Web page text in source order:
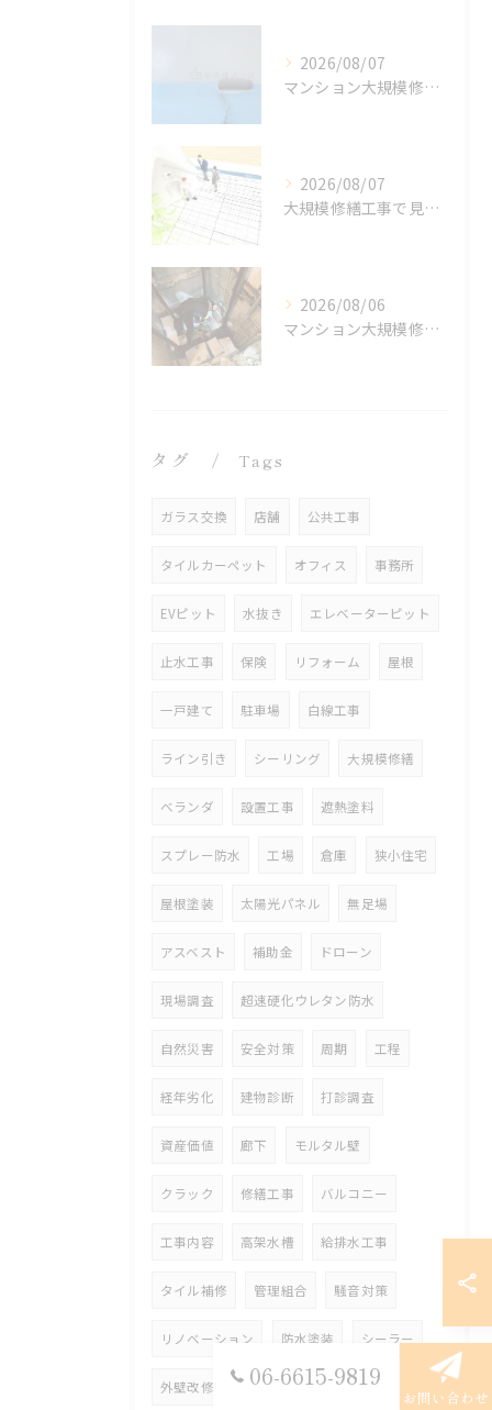
2026/08/07
マンション大規模修繕で大阪府大阪市の屋上漏水とゲリラ豪雨に備える最善策を徹底解説
2026/08/07
大規模修繕工事で見る大阪府大阪市マンションの最適周期と周期延長の考え方
2026/08/06
マンション大規模修繕と大阪府大阪市のEVピット浸水リスク対策とゲリラ豪雨対応事例
タグ Tags
ガラス交換 店舗 公共工事
タイルカーペット オフィス 事務所
EVピット 水抜き エレベーターピット
止水工事 保険 リフォーム 屋根
一戸建て 駐車場 白線工事
ライン引き シーリング 大規模修繕
ベランダ 設置工事 遮熱塗料
スプレー防水 工場 倉庫 狭小住宅
屋根塗装 太陽光パネル 無足場
アスベスト 補助金 ドローン
現場調査 超速硬化ウレタン防水
自然災害 安全対策 周期 工程
経年劣化 建物診断 打診調査
資産価値 廊下 モルタル壁
クラック 修繕工事 バルコニー
工事内容 高架水槽 給排水工事
タイル補修 管理組合 騒音対策
リノベーション 防水塗装 シーラー
外壁改修工事 長尺シート 階段
06-6615-9819
お問い合わせ